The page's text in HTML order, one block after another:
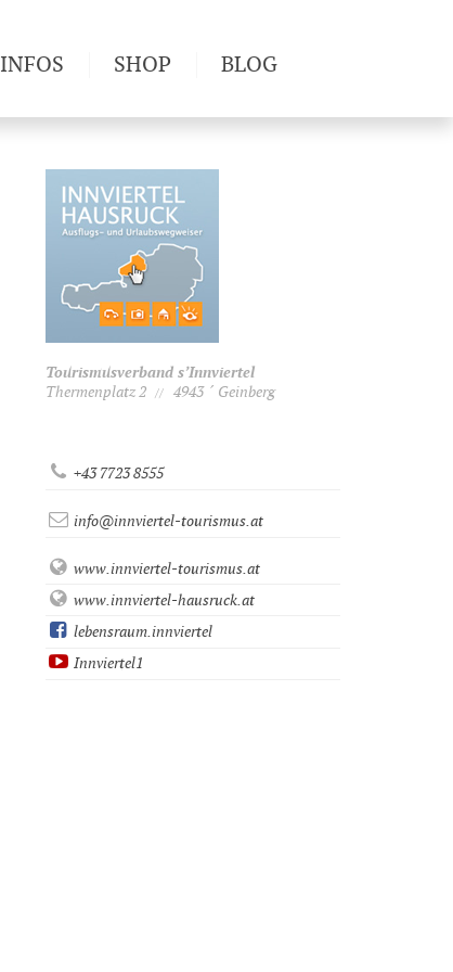
Tourismusverband s’Innviertel
Thermenplatz 2
// 4943 ´ Geinberg
+43 7723 8555
info@innviertel-tourismus.at
www.innviertel-tourismus.at
www.innviertel-hausruck.at
lebensraum.innviertel
Innviertel1
INFOS
Wandertipps
Pflanzen
Newsletter
SHOP BLOG